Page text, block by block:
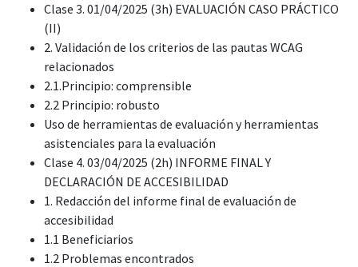
Clase 3. 01/04/2025 (3h) EVALUACIÓN CASO PRÁCTICO
(II)
2. Validación de los criterios de las pautas WCAG
relacionados
2.1.Principio: comprensible
2.2 Principio: robusto
Uso de herramientas de evaluación y herramientas
asistenciales para la evaluación
Clase 4. 03/04/2025 (2h) INFORME FINAL Y
DECLARACIÓN DE ACCESIBILIDAD
1. Redacción del informe final de evaluación de
accesibilidad
1.1 Beneficiarios
1.2 Problemas encontrados